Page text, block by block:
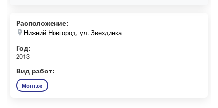
Расположение:
Нижний Новгород, ул. Звездинка
Год:
2013
Вид работ:
Монтаж